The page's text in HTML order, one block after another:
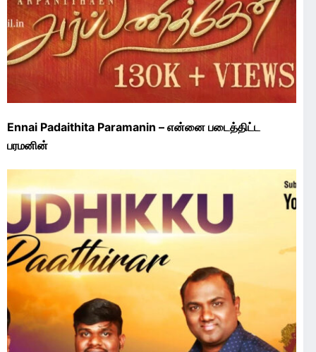
Ennai Padaithita Paramanin – என்னை படைத்திட்ட
பரமனின்